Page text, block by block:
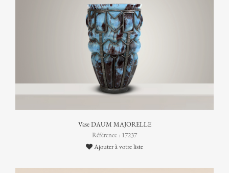
Vase DAUM MAJORELLE
Référence : 17237
Ajouter à votre liste